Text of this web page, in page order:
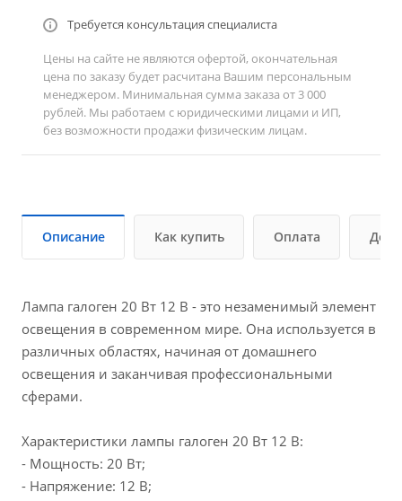
Требуется консультация специалиста
Цены на сайте не являются офертой, окончательная
цена по заказу будет расчитана Вашим персональным
менеджером. Минимальная сумма заказа от 3 000
рублей. Мы работаем с юридическими лицами и ИП,
без возможности продажи физическим лицам.
Описание Как купить Оплата
Лампа галоген 20 Вт 12 В - это незаменимый элемент
освещения в современном мире. Она используется в
различных областях, начиная от домашнего
освещения и заканчивая профессиональными
сферами.
Характеристики лампы галоген 20 Вт 12 В:
- Мощность: 20 Вт;
- Напряжение: 12 В;